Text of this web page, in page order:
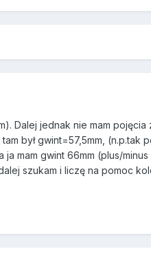
Dalej jednak nie mam
był gwint=57,5mm,
mam gwint 66mm (plus/
szukam i liczę na pomoc